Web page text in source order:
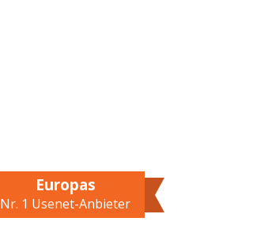
Europas
Nr. 1 Usenet-Anbieter